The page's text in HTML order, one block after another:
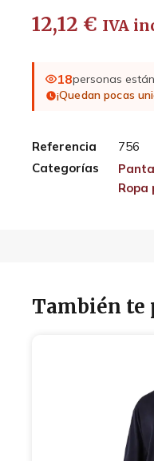
12,12 € IVA
18personas
¡Quedan pocas
Referencia
756
Categorías
Ropa
También te